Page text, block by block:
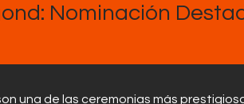
Nominación
una de las ceremonias más